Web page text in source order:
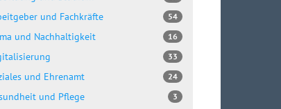
und Fachkräfte 54
und Nachhaltigkeit 16
33
und Ehrenamt 24
und Pflege 3